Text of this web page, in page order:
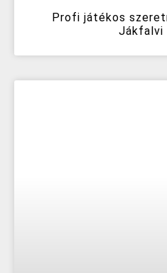
Profi játékos
Jákfalvi